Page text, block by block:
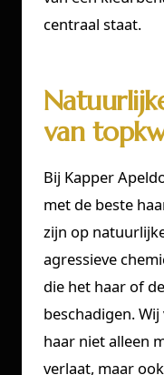
centraal staat.
van
Bij Kapper
met de beste
zijn op
agressieve
die het haar of
beschadigen.
haar niet alleen
verlaat, maar